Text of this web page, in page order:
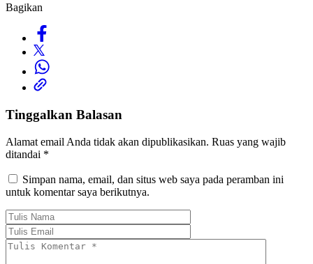
Bagikan
Tinggalkan Balasan
Alamat email Anda tidak akan dipublikasikan. Ruas yang wajib
ditandai *
Simpan nama, email, dan situs web saya pada peramban ini
untuk komentar saya berikutnya.